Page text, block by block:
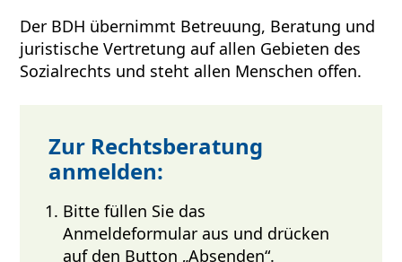
Der BDH übernimmt Betreuung, Beratung und
juristische Vertretung auf allen Gebieten des
Sozialrechts und steht allen Menschen offen.
Zur Rechtsberatung
anmelden:
Bitte füllen Sie das
Anmeldeformular aus und drücken
auf den Button „Absenden“.